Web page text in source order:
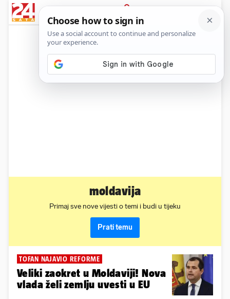
PRIJAVA
News
moldavija
Primaj sve nove vijesti o temi i budi u tijeku
Prati temu
TOFAN NAJAVIO REFORME
Veliki zaokret u Moldaviji! Nova
vlada želi zemlju uvesti u EU